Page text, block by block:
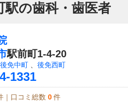
駅の歯科・歯医者
駅前町1-4-20
後免中町 後免西町
1331
｜口コミ総数 0 件